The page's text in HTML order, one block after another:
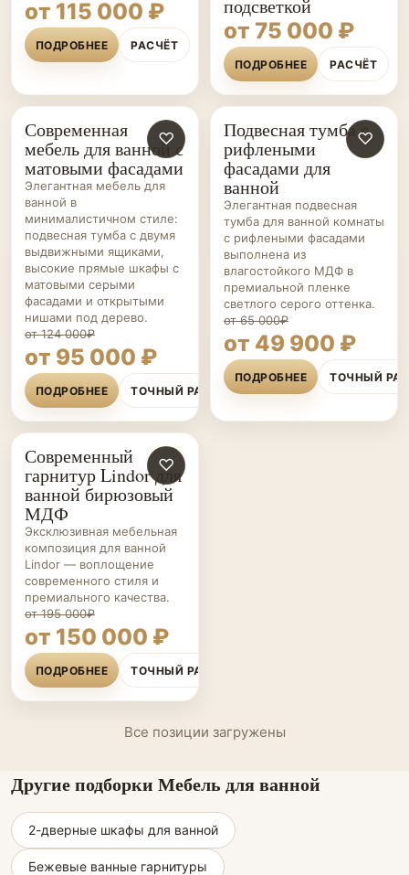
от 115 000 ₽
ПОДРОБНЕЕ РАСЧЁТ
подсветкой
от 75 000 ₽
ПОДРОБНЕЕ РАСЧЁТ
МЕБЕЛЬ ДЛЯ
ВАННОЙ НА ЗАКАЗ
♡
Современная
мебель для ванной с
матовыми фасадами
Элегантная мебель для
ванной в
минималистичном стиле:
подвесная тумба с двумя
выдвижными ящиками,
высокие прямые шкафы с
матовыми серыми
фасадами и открытыми
нишами под дерево.
от 124 000₽
от 95 000 ₽
ПОДРОБНЕЕ ТОЧНЫЙ РАСЧЁТ
МЕБЕЛЬ ДЛЯ
ВАННОЙ НА ЗАКАЗ
♡
Подвесная тумба с
рифлеными
фасадами для
ванной
Элегантная подвесная
тумба для ванной комнаты
с рифлеными фасадами
выполнена из
влагостойкого МДФ в
премиальной пленке
светлого серого оттенка.
от 65 000₽
от 49 900 ₽
ПОДРОБНЕЕ ТОЧНЫЙ
МЕБЕЛЬ ДЛЯ
ВАННОЙ НА ЗАКАЗ
♡
Современный
гарнитур Lindor для
ванной бирюзовый
МДФ
Эксклюзивная мебельная
композиция для ванной
Lindor — воплощение
современного стиля и
премиального качества.
от 195 000₽
от 150 000 ₽
ПОДРОБНЕЕ ТОЧНЫЙ РАСЧЁТ
Все позиции загружены
Другие подборки Мебель для ванной
2-дверные шкафы для ванной
Бежевые ванные гарнитуры